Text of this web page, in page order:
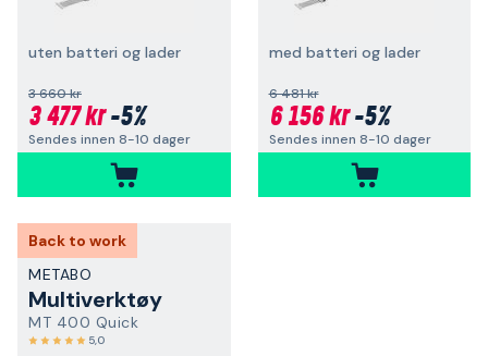
uten batteri og lader
3 660 kr
3 477 kr-5%
Sendes innen 8-10 dager
med batteri og lader
6 481 kr
6 156 kr-5%
Sendes innen 8-10 dager
Back to work
METABO
Multiverktøy
MT 400 Quick
5,0